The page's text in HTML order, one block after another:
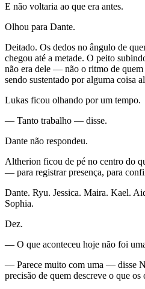
E não voltaria ao que era antes.
Olhou para Dante.
Deitado. Os dedos no ângulo de
chegou até a metade. O peito
não era dele — não o ritmo de quem
sendo sustentado por alguma coisa
Lukas ficou olhando por um tempo.
— Tanto trabalho — disse.
Dante não respondeu.
Altherion ficou de pé no centro do
— para registrar presença, para
Dante. Ryu. Jessica. Maira. Kael.
Sophia.
Dez.
— O que aconteceu hoje não foi
— Parece muito com uma — disse
precisão de quem descreve o que os